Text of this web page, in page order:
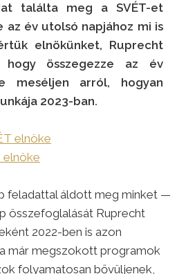
találta meg a SVÉT-et
az év utolsó napjához mi is
elnökünket, Ruprecht
összegezze az év
meséljen arról, hogyan
2023-ban.
elnöke
feladattal áldott meg minket —
összefoglalását Ruprecht
2022-ben is azon
már megszokott programok
folyamatosan bővüljenek,